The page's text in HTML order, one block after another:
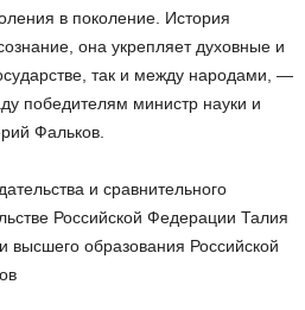
в поколение. История
она укрепляет духовные и
так и между народами, —
победителям министр науки и
Фальков.
и сравнительного
Российской Федерации Талия
высшего образования Российской